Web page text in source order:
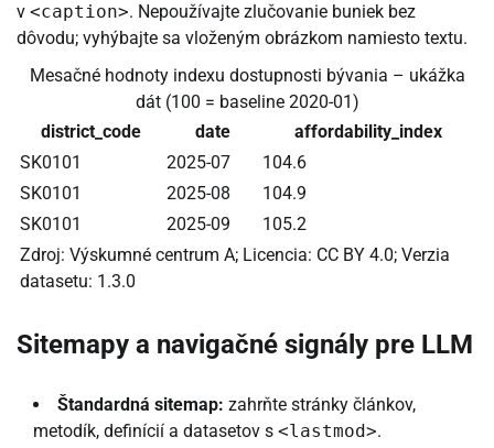
v <caption>. Nepoužívajte zlučovanie buniek bez
dôvodu; vyhýbajte sa vloženým obrázkom namiesto textu.
Mesačné hodnoty indexu dostupnosti bývania – ukážka
dát (100 = baseline 2020-01)
district_code
date
affordability_index
SK0101
2025-07
104.6
SK0101
2025-08
104.9
SK0101
2025-09
105.2
Zdroj: Výskumné centrum A; Licencia: CC BY 4.0; Verzia
datasetu: 1.3.0
Sitemapy a navigačné signály pre LLM
Štandardná sitemap: zahrňte stránky článkov,
metodík, definícií a datasetov s <lastmod>.